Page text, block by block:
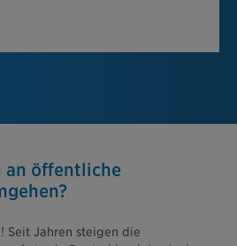
an öffentliche
Seit Jahren steigen die